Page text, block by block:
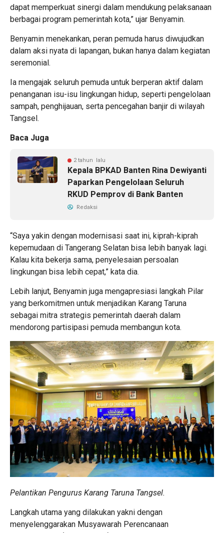
dapat memperkuat sinergi dalam mendukung pelaksanaan
berbagai program pemerintah kota,” ujar Benyamin.
Benyamin menekankan, peran pemuda harus diwujudkan
dalam aksi nyata di lapangan, bukan hanya dalam kegiatan
seremonial.
Ia mengajak seluruh pemuda untuk berperan aktif dalam
penanganan isu-isu lingkungan hidup, seperti pengelolaan
sampah, penghijauan, serta pencegahan banjir di wilayah
Tangsel.
Baca Juga
2 tahun lalu
Kepala BPKAD Banten Rina Dewiyanti
Paparkan Pengelolaan Seluruh
RKUD Pemprov di Bank Banten
Redaksi
“Saya yakin dengan modernisasi saat ini, kiprah-kiprah
kepemudaan di Tangerang Selatan bisa lebih banyak lagi.
Kalau kita bekerja sama, penyelesaian persoalan
lingkungan bisa lebih cepat,” kata dia.
Lebih lanjut, Benyamin juga mengapresiasi langkah Pilar
yang berkomitmen untuk menjadikan Karang Taruna
sebagai mitra strategis pemerintah daerah dalam
mendorong partisipasi pemuda membangun kota.
Pelantikan Pengurus Karang Taruna Tangsel.
Langkah utama yang dilakukan yakni dengan
menyelenggarakan Musyawarah Perencanaan